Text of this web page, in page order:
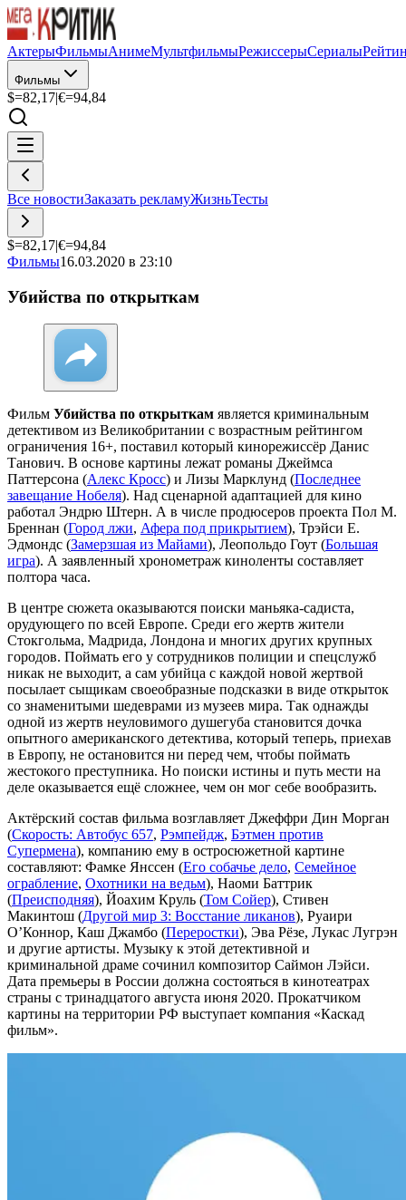
АктерыФильмыАнимеМультфильмыРежиссерыСериалы
Фильмы
$=82,17|€=94,84
Все новостиЗаказать рекламуЖизньТесты
$=82,17|€=94,84
Фильмы16.03.2020 в 23:10
Убийства по открыткам
Фильм Убийства по открыткам является криминальным
детективом из Великобритании с возрастным рейтингом
ограничения 16+, поставил который кинорежиссёр Данис
Танович. В основе картины лежат романы Джеймса
Паттерсона (Алекс Кросс) и Лизы Марклунд (Последнее
завещание Нобеля). Над сценарной адаптацией для кино
работал Эндрю Штерн. А в числе продюсеров проекта Пол М.
Бреннан (Город лжи, Афера под прикрытием), Трэйси Е.
Эдмондс (Замерзшая из Майами), Леопольдо Гоут (Большая
игра). А заявленный хронометраж киноленты составляет
полтора часа.
В центре сюжета оказываются поиски маньяка-садиста,
орудующего по всей Европе. Среди его жертв жители
Стокгольма, Мадрида, Лондона и многих других крупных
городов. Поймать его у сотрудников полиции и спецслужб
никак не выходит, а сам убийца с каждой новой жертвой
посылает сыщикам своеобразные подсказки в виде открыток
со знаменитыми шедеврами из музеев мира. Так однажды
одной из жертв неуловимого душегуба становится дочка
опытного американского детектива, который теперь, приехав
в Европу, не остановится ни перед чем, чтобы поймать
жестокого преступника. Но поиски истины и путь мести на
деле оказывается ещё сложнее, чем он мог себе вообразить.
Актёрский состав фильма возглавляет Джеффри Дин Морган
(Скорость: Автобус 657, Рэмпейдж, Бэтмен против
Супермена), компанию ему в остросюжетной картине
составляют: Фамке Янссен (Его собачье дело, Семейное
ограбление, Охотники на ведьм), Наоми Баттрик
(Преисподняя), Йоахим Круль (Том Сойер), Стивен
Макинтош (Другой мир 3: Восстание ликанов), Руаири
О’Коннор, Каш Джамбо (Переростки), Эва Рёзе, Лукас Лугрэн
и другие артисты. Музыку к этой детективной и
криминальной драме сочинил композитор Саймон Лэйси.
Дата премьеры в России должна состояться в кинотеатрах
страны с тринадцатого августа июня 2020. Прокатчиком
картины на территории РФ выступает компания «Каскад
фильм».